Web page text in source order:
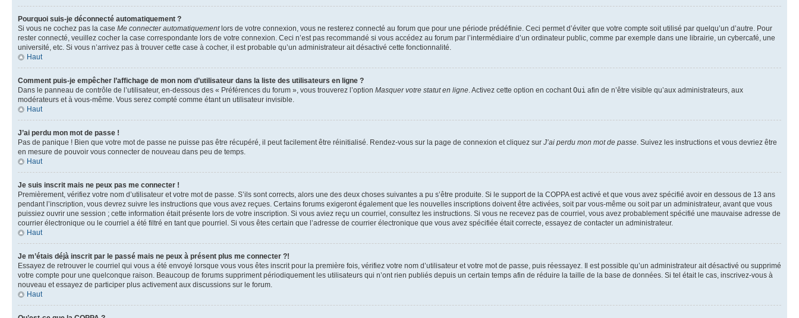
Pourquoi suis-je déconnecté automatiquement ?
Si vous ne cochez pas la case Me connecter automatiquementlors de votre connexion, vous ne resterez connecté au forum que pour une période prédéfinie. Ceci permet d’éviter que votre compte soit utilisé par quelqu’un d’autre. Pour
rester connecté, veuillez cocher la case correspondante lors de votre connexion. Ceci n’est pas recommandé si vous accédez au forum par l’intermédiaire d’un ordinateur public, comme par exemple dans une librairie, un cybercafé, une
université, etc. Si vous n’arrivez pas à trouver cette case à cocher, il est probable qu’un administrateur ait désactivé cette fonctionnalité.
Haut
Comment puis-je empêcher l’affichage de mon nom d’utilisateur dans la liste des utilisateurs en ligne ?
Dans le panneau de contrôle de l’utilisateur, en-dessous des « Préférences du forum », vous trouverez l’option Masquer votre statut en ligne . Activez cette option en cochant Oui afin de n’être visible qu’aux administrateurs, aux
modérateurs et à vous-même. Vous serez compté comme étant un utilisateur invisible.
Haut
J’ai perdu mon mot de passe !
Pas de panique ! Bien que votre mot de passe ne puisse pas être récupéré, il peut facilement être réinitialisé. Rendez-vous sur la page de connexion et cliquez sur J’ai perdu mon mot de passe . Suivez les instructions et vous devriez être
en mesure de pouvoir vous connecter de nouveau dans peu de temps.
Haut
Je suis inscrit mais ne peux pas me connecter !
Premièrement, vérifiez votre nom d’utilisateur et votre mot de passe. S’ils sont corrects, alors une des deux choses suivantes a pu s’être produite. Si le support de la COPPA est activé et que vous avez spécifié avoir en dessous de 13 ans
pendant l’inscription, vous devrez suivre les instructions que vous avez reçues. Certains forums exigeront également que les nouvelles inscriptions doivent être activées, soit par vous-même ou soit par un administrateur, avant que vous
puissiez ouvrir une session ; cette information était présente lors de votre inscription. Si vous aviez reçu un courriel, consultez les instructions. Si vous ne recevez pas de courriel, vous avez probablement spécifié une mauvaise adresse de
courrier électronique ou le courriel a été filtré en tant que pourriel. Si vous êtes certain que l’adresse de courrier électronique que vous avez spécifiée était correcte, essayez de contacter un administrateur.
Haut
Je m’étais déjà inscrit par le passé mais ne peux à présent plus me connecter ?!
Essayez de retrouver le courriel qui vous a été envoyé lorsque vous vous êtes inscrit pour la première fois, vérifiez votre nom d’utilisateur et votre mot de passe, puis réessayez. Il est possible qu’un administrateur ait désactivé ou supprimé
votre compte pour une quelconque raison. Beaucoup de forums suppriment périodiquement les utilisateurs qui n’ont rien publiés depuis un certain temps afin de réduire la taille de la base de données. Si tel était le cas, inscrivez-vous à
nouveau et essayez de participer plus activement aux discussions sur le forum.
Haut